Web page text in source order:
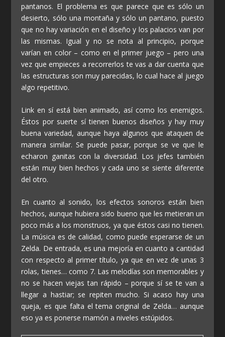
pantanos. El problema es que parece que es sólo un
desierto, sólo una montaña y sólo un pantano, puesto
que no hay variación en el diseño y los palacios van por
las mismas. Igual y no se nota al principio, porque
varían en color – como en el primer juego – pero una
vez que empieces a recorrerlos te vas a dar cuenta que
las estructuras son muy parecidas, lo cual hace al juego
algo repetitivo.
Link en sí está bien animado, así como los enemigos.
Éstos por suerte sí tienen buenos diseños y hay muy
buena variedad, aunque haya algunos que ataquen de
manera similar. Se puede pasar, porque se ve que le
echaron ganitas con la diversidad. Los jefes también
están muy bien hechos y cada uno se siente diferente
del otro.
En cuanto al sonido, los efectos sonoros están bien
hechos, aunque hubiera sido bueno que les metieran un
poco más a los monstruos, ya que éstos casi no tienen.
La música es de calidad, como puede esperarse de un
Zelda. De entrada, es una mejoría en cuanto a cantidad
con respecto al primer título, ya que en vez de unas 3
rolas, tienes… como 7. Las melodías son memorables y
no se hacen viejas tan rápido – porque sí se te van a
llegar a hastiar; se repiten mucho. Si acaso hay una
queja, es que falta el tema original de Zelda… aunque
eso ya es ponerse mamón a niveles estúpidos.